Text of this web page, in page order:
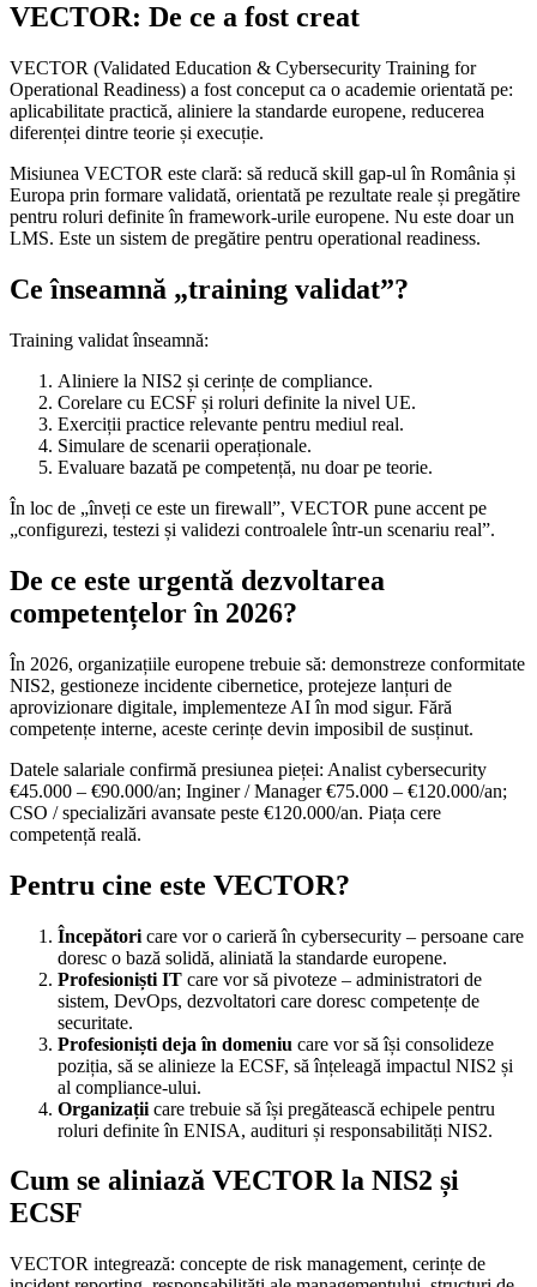
VECTOR: De ce a fost creat
VECTOR (Validated Education & Cybersecurity Training for
Operational Readiness) a fost conceput ca o academie orientată pe:
aplicabilitate practică, aliniere la standarde europene, reducerea
diferenței dintre teorie și execuție.
Misiunea VECTOR este clară: să reducă skill gap-ul în România și
Europa prin formare validată, orientată pe rezultate reale și pregătire
pentru roluri definite în framework-urile europene. Nu este doar un
LMS. Este un sistem de pregătire pentru operational readiness.
Ce înseamnă „training validat”?
Training validat înseamnă:
Aliniere la NIS2 și cerințe de compliance.
Corelare cu ECSF și roluri definite la nivel UE.
Exerciții practice relevante pentru mediul real.
Simulare de scenarii operaționale.
Evaluare bazată pe competență, nu doar pe teorie.
În loc de „înveți ce este un firewall”, VECTOR pune accent pe
„configurezi, testezi și validezi controalele într-un scenariu real”.
De ce este urgentă dezvoltarea
competențelor în 2026?
În 2026, organizațiile europene trebuie să: demonstreze conformitate
NIS2, gestioneze incidente cibernetice, protejeze lanțuri de
aprovizionare digitale, implementeze AI în mod sigur. Fără
competențe interne, aceste cerințe devin imposibil de susținut.
Datele salariale confirmă presiunea pieței: Analist cybersecurity
€45.000 – €90.000/an; Inginer / Manager €75.000 – €120.000/an;
CSO / specializări avansate peste €120.000/an. Piața cere
competență reală.
Pentru cine este VECTOR?
Începători care vor o carieră în cybersecurity – persoane care
doresc o bază solidă, aliniată la standarde europene.
Profesioniști IT care vor să pivoteze – administratori de
sistem, DevOps, dezvoltatori care doresc competențe de
securitate.
Profesioniști deja în domeniu care vor să își consolideze
poziția, să se alinieze la ECSF, să înțeleagă impactul NIS2 și
al compliance-ului.
Organizații care trebuie să își pregătească echipele pentru
roluri definite în ENISA, audituri și responsabilități NIS2.
Cum se aliniază VECTOR la NIS2 și
ECSF
VECTOR integrează: concepte de risk management, cerințe de